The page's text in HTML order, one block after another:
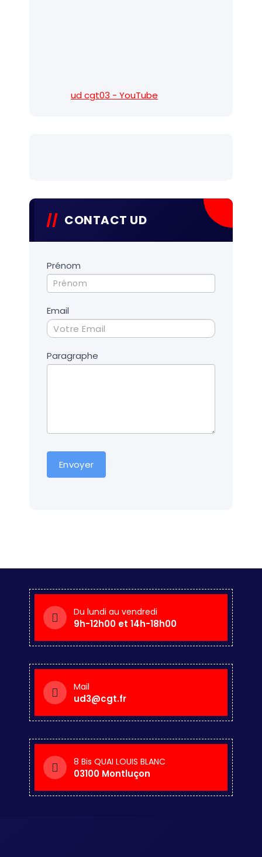
ud cgt03 - YouTube
CONTACT UD
Contact
UD
Prénom
Email
Paragraphe
Envoyer
Du lundi au vendredi
9h-12h00 et 14h-18h00
Mail
ud3@cgt.fr
8 Bis QUAI LOUIS BLANC
03100 Montluçon